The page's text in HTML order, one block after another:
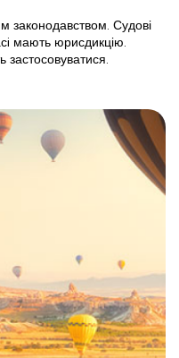
законодавством. Судові
мають юрисдикцію.
застосовуватися.